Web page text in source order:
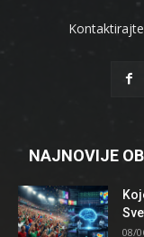
NAJNOVIJE
08/